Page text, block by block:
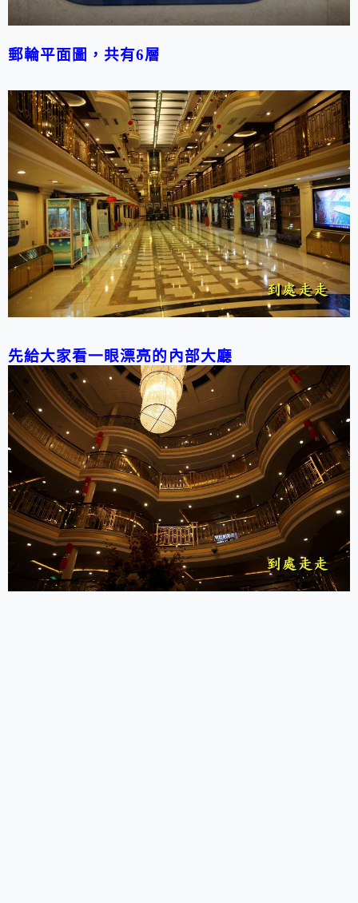
郵輪平面圖，共有6層
先給大家看一眼漂亮的內部大廳